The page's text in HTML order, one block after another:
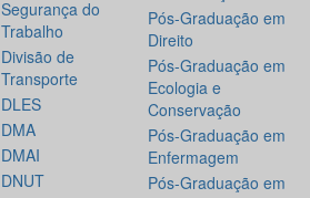
Segurança do
Trabalho
Divisão de
Transporte
DLES
DMA
DMAI
DNUT
Pós-Graduação em
Direito
Pós-Graduação em
Ecologia e
Conservação
Pós-Graduação em
Enfermagem
Pós-Graduação em